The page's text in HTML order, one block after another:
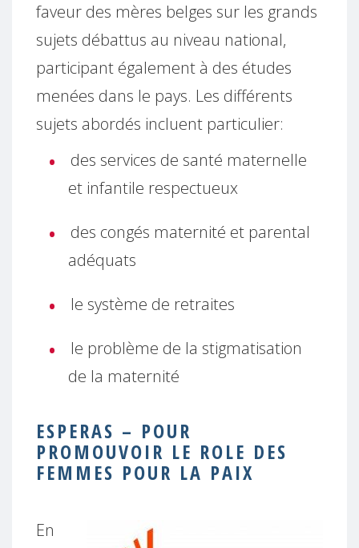
faveur des mères belges sur les grands
sujets débattus au niveau national,
participant également à des études
menées dans le pays. Les différents
sujets abordés incluent particulier:
des services de santé maternelle
et infantile respectueux
des congés maternité et parental
adéquats
le système de retraites
le problème de la stigmatisation
de la maternité
ESPERAS – POUR
PROMOUVOIR LE ROLE DES
FEMMES POUR LA PAIX
En